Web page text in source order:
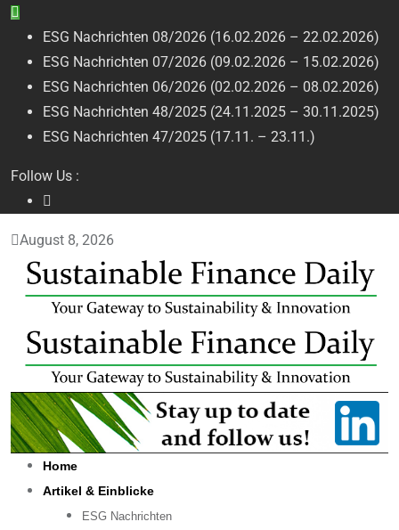
Skip
content
ESG Nachrichten 08/2026 (16.02.2026 – 22.02.2026)
ESG Nachrichten 07/2026 (09.02.2026 – 15.02.2026)
ESG Nachrichten 06/2026 (02.02.2026 – 08.02.2026)
ESG Nachrichten 48/2025 (24.11.2025 – 30.11.2025)
ESG Nachrichten 47/2025 (17.11. – 23.11.)
Follow Us :
August 8, 2026
Home
Artikel & Einblicke
ESG Nachrichten